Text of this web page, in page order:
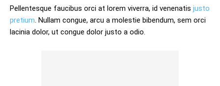
Pellentesque faucibus orci at lorem viverra, id venenatis justo
pretium. Nullam congue, arcu a molestie bibendum, sem orci
lacinia dolor, ut congue dolor justo a odio.